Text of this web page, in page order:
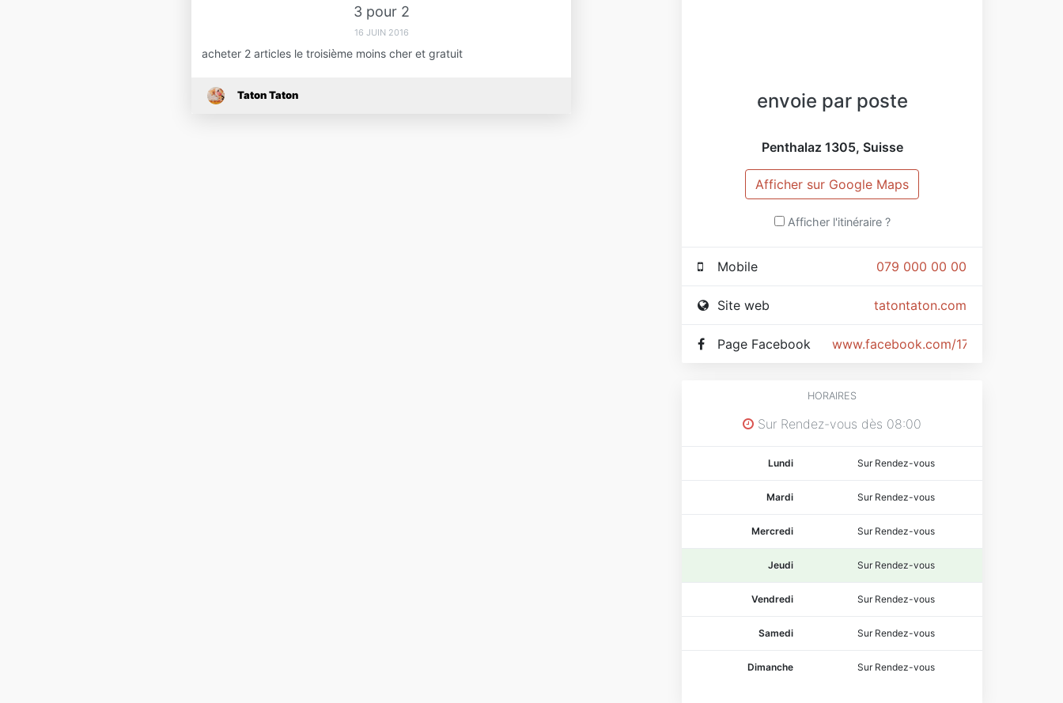
3 pour 2
16 JUIN 2016
acheter 2 articles le troisième moins cher et gratuit
Taton Taton envoie par poste
Penthalaz 1305, Suisse
Afficher sur Google Maps
Afficher l'itinéraire ?
079 000 00 00
Mobile
tatontaton.com
Site web
www.facebook.com/
Page Facebook
HORAIRES
Sur Rendez-vous dès 08:00
Lundi Sur Rendez-vous
Mardi Sur Rendez-vous
Mercredi Sur Rendez-vous
Jeudi Sur Rendez-vous
Vendredi Sur Rendez-vous
Samedi Sur Rendez-vous
Dimanche Sur Rendez-vous